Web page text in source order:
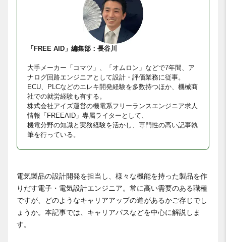
「FREE AID」編集部：長谷川
大手メーカー「コマツ」、「オムロン」などで7年間、ア
ナログ回路エンジニアとして設計・評価業務に従事。
ECU、PLCなどのエレキ開発経験を多数持つほか、機械商
社での就労経験も有する。
株式会社アイズ運営の機電系フリーランスエンジニア求人
情報「FREEAID」専属ライターとして、
機電分野の知識と実務経験を活かし、専門性の高い記事執
筆を行っている。
電気製品の設計開発を担当し、様々な機能を持った製品を作
りだす電子・電気設計エンジニア。常に高い需要のある職種
ですが、どのようなキャリアアップの道があるかご存じでし
ょうか。本記事では、キャリアパスなどを中心に解説しま
す。